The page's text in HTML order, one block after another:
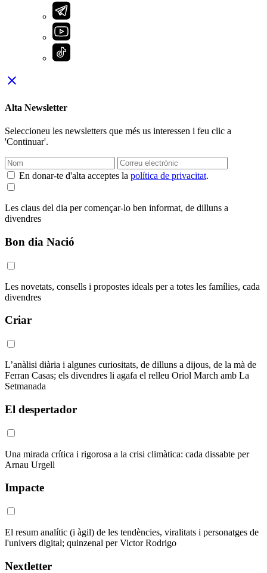
close
Alta Newsletter
Seleccioneu les newsletters que més us interessen i feu clic a
'Continuar'.
En donar-te d'alta acceptes la política de privacitat.
Les claus del dia per començar-lo ben informat, de dilluns a
divendres
Bon dia Nació
Les novetats, consells i propostes ideals per a totes les famílies, cada
divendres
Criar
L’anàlisi diària i algunes curiositats, de dilluns a dijous, de la mà de
Ferran Casas; els divendres li agafa el relleu Oriol March amb La
Setmanada
El despertador
Una mirada crítica i rigorosa a la crisi climàtica: cada dissabte per
Arnau Urgell
Impacte
El resum analític (i àgil) de les tendències, viralitats i personatges de
l'univers digital; quinzenal per Victor Rodrigo
Nextletter